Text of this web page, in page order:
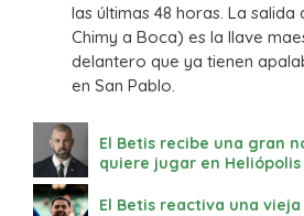
las últimas 48 horas. La
Chimy a Boca) es la llave
delantero que ya tienen
en San Pablo.
El Betis recibe una gran
quiere jugar en Heliópolis
El Betis reactiva una